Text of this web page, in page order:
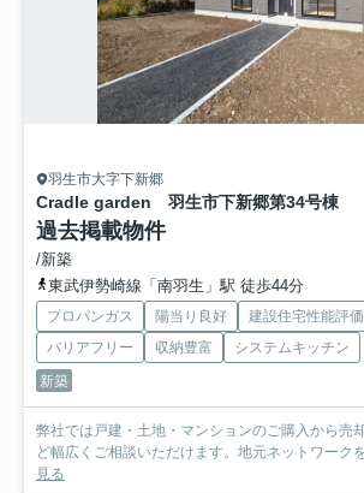
羽生市大字下新郷
Cradle garden 羽生市下新郷第34号棟
過去掲載物件
/新築
東武伊勢崎線「南羽生」駅 徒歩44分
プロパンガス 陽当り良好
建設住宅性能評
バリアフリー
収納豊富
システムキッチン
新築
弊社では戸建・土地・マンションのご購入から売
ど幅広くご相談いただけます。地元ネットワーク
見る